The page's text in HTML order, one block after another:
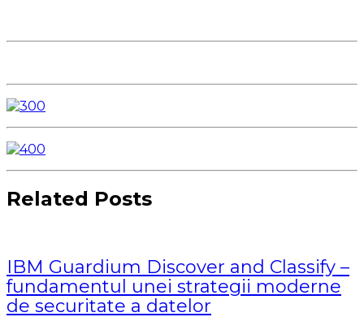
Related Posts
IBM Guardium Discover and Classify –
fundamentul unei strategii moderne
de securitate a datelor